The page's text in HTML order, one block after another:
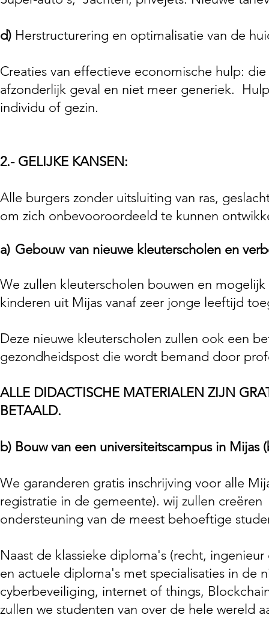
d) Herstructurering en optimalisatie van de
Creaties van effectieve economische hulp:
afzonderlijk geval en niet meer generiek.
individu of gezin.
2.- GELIJKE KANSEN:
Alle burgers zonder uitsluiting van ras,
om zich onbevooroordeeld te kunnen
a) Gebouw van nieuwe kleuterscholen en
We zullen kleuterscholen bouwen en
kinderen uit Mijas vanaf zeer jonge leeftijd
Deze nieuwe kleuterscholen zullen ook een
gezondheidspost die wordt bemand door
ALLE DIDACTISCHE MATERIALEN ZIJN
BETAALD.
b) Bouw van een universiteitscampus in
We garanderen gratis inschrijving voor alle
registratie in de gemeente). wij zullen creëren
ondersteuning van de meest behoeftige
Naast de klassieke diploma's (recht,
en actuele diploma's met specialisaties in de
cyberbeveiliging, internet of things,
zullen we studenten van over de hele wereld